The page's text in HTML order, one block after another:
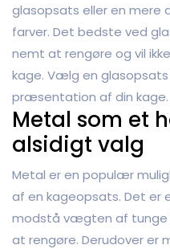
glasopsats eller en mere
farver. Det bedste ved
nemt at rengøre og vil
kage. Vælg en
præsentation af din kage.
Metal som et
alsidigt valg
Metal er en populær
af en kageopsats. Det er
modstå vægten af tunge
at rengøre. Derudover er